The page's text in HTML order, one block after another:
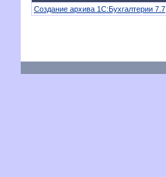
Создание архива 1С:Бухгалтерии 7.7